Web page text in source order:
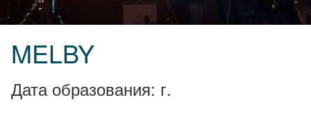
MELBY
Дата образования: г.